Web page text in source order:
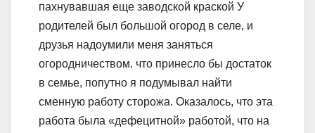
пахнувавшая еще заводской краской У
родителей был большой огород в селе, и
друзья надоумили меня заняться
огородничеством. что принесло бы достаток
в семье, попутно я подумывал найти
сменную работу сторожа. Оказалось, что эта
работа была «дефецитной» работой, что на